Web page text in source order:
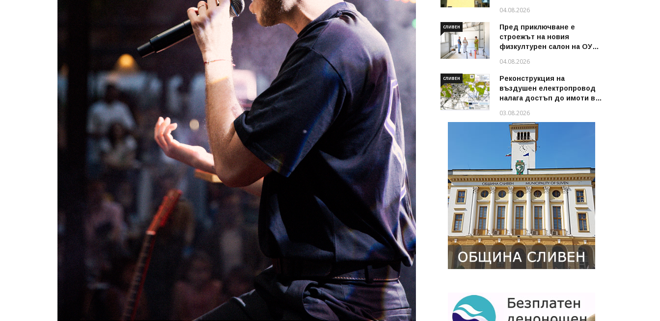
през август 2026 г.
04.08.2026
СЛИВЕН
Пред приключване е
строежът на новия
физкултурен салон на ОУ
Сливен
04.08.2026
СЛИВЕН
Реконструкция на
въздушен електропровод
налага достъп до имоти в
03.08.2026